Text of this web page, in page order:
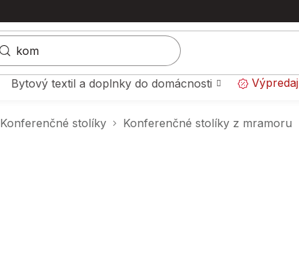
Bytový textil a doplnky do domácnosti Výpredaj
Konferenčné stolíky Konferenčné stolíky z mramoru